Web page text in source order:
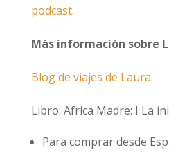
podcast.
Más información sobre
Blog de viajes de Laura.
Libro: Africa Madre: I La
Para comprar desde